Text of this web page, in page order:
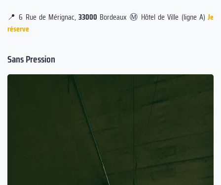
📍 6 Rue de Mérignac,33000 Bordeaux Ⓜ️ Hôtel de Ville (ligne A)Je
réserve
Sans Pression